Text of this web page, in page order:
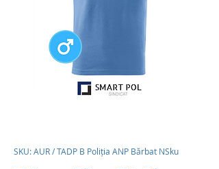
SKU: AUR / TADP B Poliția ANP Bărbat NSku